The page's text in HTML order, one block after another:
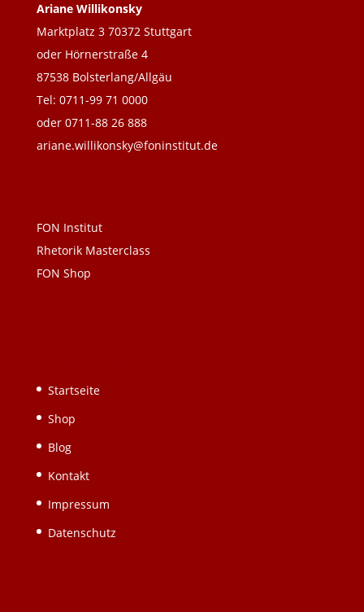
Ariane Willikonsky
Marktplatz 3 70372 Stuttgart
oder Hörnerstraße 4
87538 Bolsterlang/Allgäu
Tel: 0711-99 71 0000
oder 0711-88 26 888
ariane.willikonsky@foninstitut.de
FON Institut
Rhetorik Masterclass
FON Shop
Startseite
Shop
Blog
Kontakt
Impressum
Datenschutz